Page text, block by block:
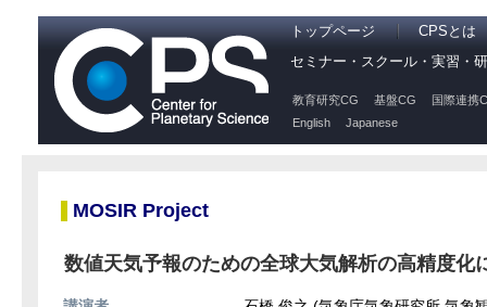
トップページ
CPSとは
セミナー・スクール・実習・
教育研究CG 基盤CG
国際連携
English
Japanese
MOSIR Project
数値天気予報のための全球大気解析の高精度化